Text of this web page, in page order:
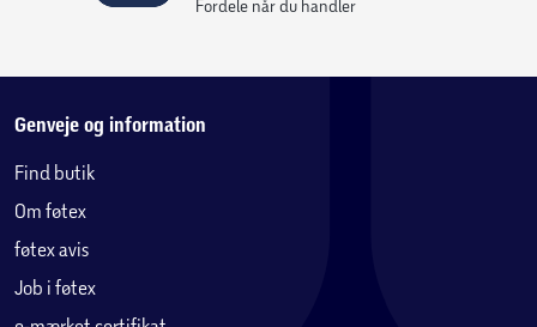
Kabellængde 2m
Fordele når du handler
Genveje og information
Find butik
Om føtex
føtex avis
Job i føtex